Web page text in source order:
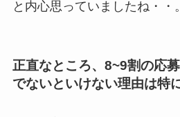
と内心思っていましたね・・。
正直なところ、8~9割の応
でないといけない理由は特